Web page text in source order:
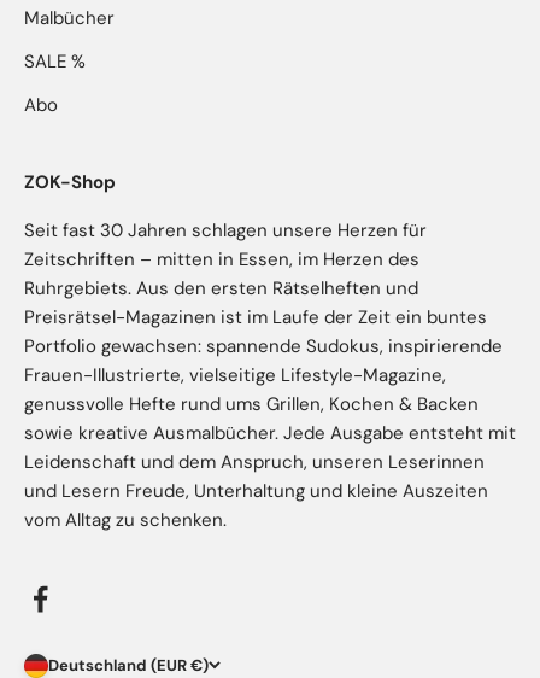
Malbücher
SALE %
Abo
ZOK-Shop
Seit fast 30 Jahren schlagen unsere Herzen für
Zeitschriften – mitten in Essen, im Herzen des
Ruhrgebiets. Aus den ersten Rätselheften und
Preisrätsel-Magazinen ist im Laufe der Zeit ein buntes
Portfolio gewachsen: spannende Sudokus, inspirierende
Frauen-Illustrierte, vielseitige Lifestyle-Magazine,
genussvolle Hefte rund ums Grillen, Kochen & Backen
sowie kreative Ausmalbücher. Jede Ausgabe entsteht mit
Leidenschaft und dem Anspruch, unseren Leserinnen
und Lesern Freude, Unterhaltung und kleine Auszeiten
vom Alltag zu schenken.
Deutschland (EUR €)